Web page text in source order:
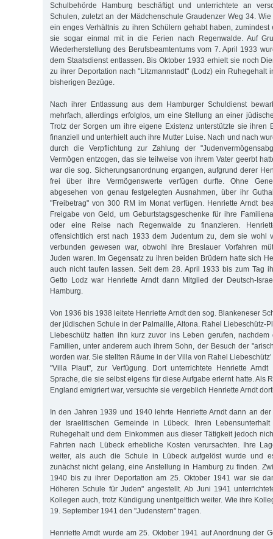
Schulbehörde Hamburg beschäftigt und unterrichtete an
Schulen, zuletzt an der Mädchenschule Graudenzer Weg 34.
ein enges Verhältnis zu ihren Schülern gehabt haben,
sie sogar einmal mit in die Ferien nach Regenwalde. Auf
Wiederherstellung des Berufsbeamtentums vom 7. April 1933
dem Staatsdienst entlassen. Bis Oktober 1933 erhielt sie noch
zu ihrer Deportation nach "Litzmannstadt" (Lodz) ein Ruhegehalt
bisherigen Bezüge.
Nach ihrer Entlassung aus dem Hamburger Schuldienst
mehrfach, allerdings erfolglos, um eine Stellung an einer
Trotz der Sorgen um ihre eigene Existenz unterstützte sie ihren
finanziell und unterhielt auch ihre Mutter Luise. Nach und nach
durch die Verpflichtung zur Zahlung der
Vermögen entzogen, das sie teilweise von ihrem Vater geerbt
war die sog. Sicherungsanordnung ergangen, aufgrund derer
frei über ihre Vermögenswerte verfügen durfte. Ohne
abgesehen von genau festgelegten Ausnahmen, über ihr
"Freibetrag" von 300 RM im Monat verfügen. Henriette Arndt
Freigabe von Geld, um Geburtstagsgeschenke für ihre
oder eine Reise nach Regenwalde zu finanzieren.
offensichtlich erst nach 1933 dem Judentum zu, dem sie wohl
verbunden gewesen war, obwohl ihre Breslauer Vorfahren
Juden waren. Im Gegensatz zu ihren beiden Brüdern hatte sich
auch nicht taufen lassen. Seit dem 28. April 1933 bis zum Tag
Getto Lodz war Henriette Arndt dann Mitglied der Deutsch-
Hamburg.
Von 1936 bis 1938 leitete Henriette Arndt den sog. Blankeneser
der jüdischen Schule in der Palmaille, Altona. Rahel Liebeschütz-
Liebeschütz hatten ihn kurz zuvor ins Leben gerufen,
Familien, unter anderem auch ihrem Sohn, der Besuch der
worden war. Sie stellten Räume in der Villa von Rahel
"Villa Plaut", zur Verfügung. Dort unterrichtete Henriette
Sprache, die sie selbst eigens für diese Aufgabe erlernt hatte. Als
England emigriert war, versuchte sie vergeblich Henriette Arndt
In den Jahren 1939 und 1940 lehrte Henriette Arndt dann an
der Israelitischen Gemeinde in Lübeck. Ihren
Ruhegehalt und dem Einkommen aus dieser Tätigkeit jedoch
Fahrten nach Lübeck erhebliche Kosten verursachten. Ihre
weiter, als auch die Schule in Lübeck aufgelöst wurde und
zunächst nicht gelang, eine Anstellung in Hamburg zu finden.
1940 bis zu ihrer Deportation am 25. Oktober 1941 war sie
Höheren Schule für Juden" angestellt. Ab Juni 1941
Kollegen auch, trotz Kündigung unentgeltlich weiter. Wie ihre
19. September 1941 den "Judenstern" tragen.
Henriette Arndt wurde am 25. Oktober 1941 auf Anordnung der